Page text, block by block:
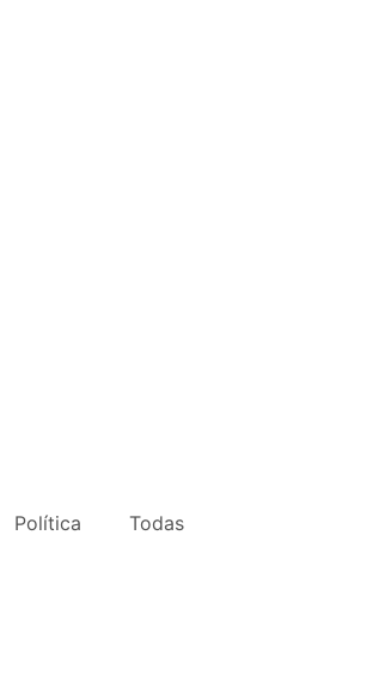
Política Todas